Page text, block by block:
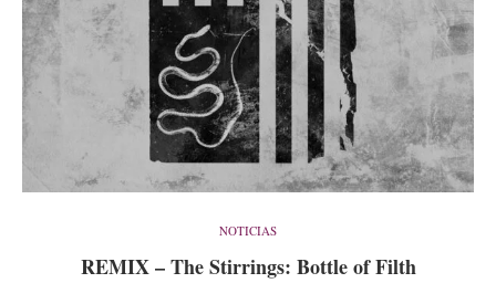
NOTICIAS
REMIX – The Stirrings: Bottle of Filth